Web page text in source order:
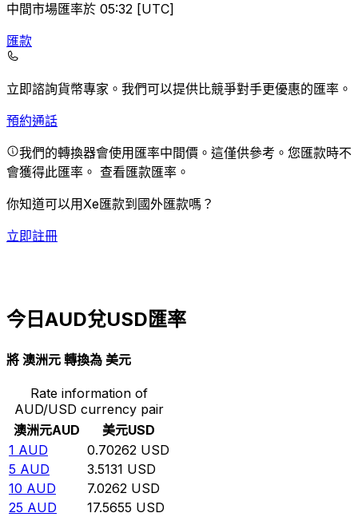
中間市場匯率於 05:32 [UTC]
匯款
立即諮詢貨幣專家。 我們可以提供比競爭對手更優惠的匯率。
預約通話
我們的轉換器會使用匯率中間價。這僅供參考。您匯款時不
會獲得此匯率。 查看匯款匯率。
你知道可以用Xe匯款到國外匯款嗎？
立即註冊
今日AUD兌USD匯率
將 澳洲元 轉換為 美元
Rate information of
AUD/USD currency pair
澳洲元AUD 美元USD
1 AUD 0.70262 USD
5 AUD 3.5131 USD
10 AUD 7.0262 USD
25 AUD 17.5655 USD